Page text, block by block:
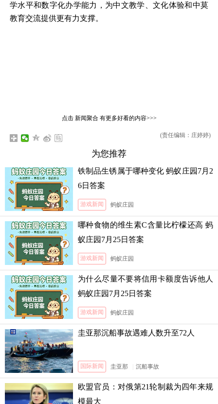
学水平和数字化办学能力，为中文教学、文化体验和中莫
教育交流提供更有力支撑。
点击 新闻聚合有更多好看的内容>>>
(责任编辑：庄婷婷)
为您推荐
铁制品生锈属于哪种变化 蚂蚁庄园7月2
6日答案
游戏新闻 蚂蚁庄园
哪种食物的维生素C含量比柠檬还高 蚂
蚁庄园7月25日答案
游戏新闻 蚂蚁庄园
为什么尽量不要将信用卡额度告诉他人
蚂蚁庄园7月25日答案
游戏新闻 蚂蚁庄园
圭亚那沉船事故遇难人数升至72人
国际新闻 圭亚那 沉船事故
欧盟官员：对俄第21轮制裁为四年来规
模最大